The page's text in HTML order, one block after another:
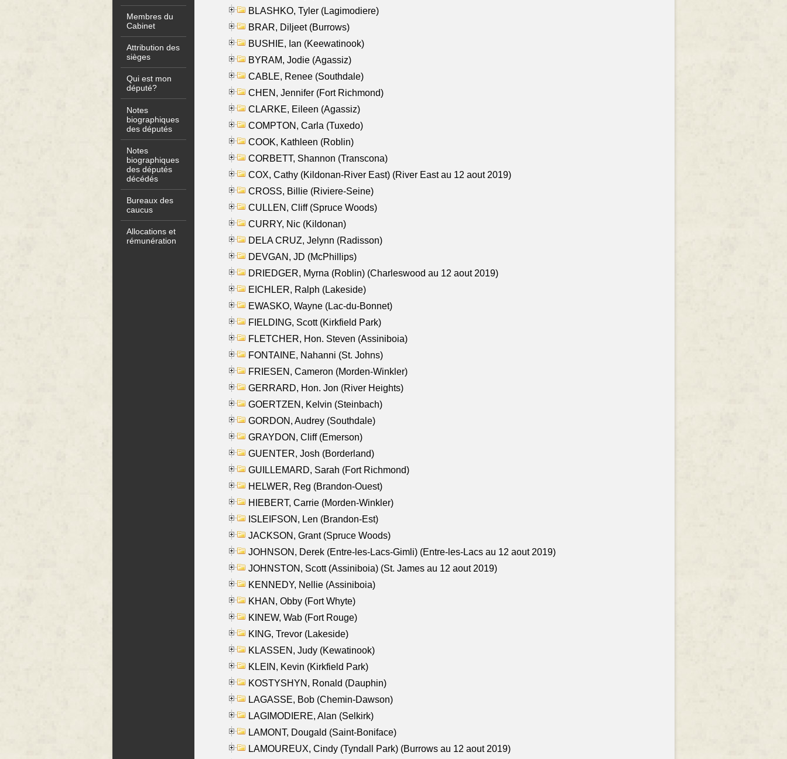
Membres du
Cabinet
Attribution des
sièges
Qui est mon
député?
Notes
biographiques
des députés
Notes
biographiques
des députés
décédés
Bureaux des
caucus
Allocations et
rémunération
BLASHKO, Tyler (Lagimodiere)
BRAR, Diljeet (Burrows)
BUSHIE, Ian (Keewatinook)
BYRAM, Jodie (Agassiz)
CABLE, Renee (Southdale)
CHEN, Jennifer (Fort Richmond)
CLARKE, Eileen (Agassiz)
COMPTON, Carla (Tuxedo)
COOK, Kathleen (Roblin)
CORBETT, Shannon (Transcona)
COX, Cathy (Kildonan-River East) (River East au 12 aout 2019)
CROSS, Billie (Riviere-Seine)
CULLEN, Cliff (Spruce Woods)
CURRY, Nic (Kildonan)
DELA CRUZ, Jelynn (Radisson)
DEVGAN, JD (McPhillips)
DRIEDGER, Myrna (Roblin) (Charleswood au 12 aout 2019)
EICHLER, Ralph (Lakeside)
EWASKO, Wayne (Lac-du-Bonnet)
FIELDING, Scott (Kirkfield Park)
FLETCHER, Hon. Steven (Assiniboia)
FONTAINE, Nahanni (St. Johns)
FRIESEN, Cameron (Morden-Winkler)
GERRARD, Hon. Jon (River Heights)
GOERTZEN, Kelvin (Steinbach)
GORDON, Audrey (Southdale)
GRAYDON, Cliff (Emerson)
GUENTER, Josh (Borderland)
GUILLEMARD, Sarah (Fort Richmond)
HELWER, Reg (Brandon-Ouest)
HIEBERT, Carrie (Morden-Winkler)
ISLEIFSON, Len (Brandon-Est)
JACKSON, Grant (Spruce Woods)
JOHNSON, Derek (Entre-les-Lacs-Gimli) (Entre-les-Lacs au 12 aout 2019)
JOHNSTON, Scott (Assiniboia) (St. James au 12 aout 2019)
KENNEDY, Nellie (Assiniboia)
KHAN, Obby (Fort Whyte)
KINEW, Wab (Fort Rouge)
KING, Trevor (Lakeside)
KLASSEN, Judy (Kewatinook)
KLEIN, Kevin (Kirkfield Park)
KOSTYSHYN, Ronald (Dauphin)
LAGASSE, Bob (Chemin-Dawson)
LAGIMODIERE, Alan (Selkirk)
LAMONT, Dougald (Saint-Boniface)
LAMOUREUX, Cindy (Tyndall Park) (Burrows au 12 aout 2019)